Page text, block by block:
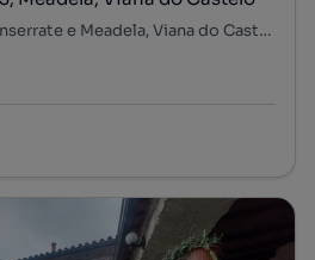
Santa Maria Maior e Monserrate e Meadela, Viana do Castelo, Viana do Castelo